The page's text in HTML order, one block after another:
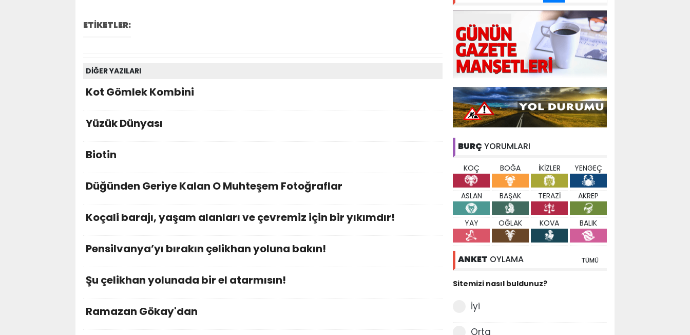
ETİKETLER:
DİĞER YAZILARI
Kot Gömlek Kombini
Yüzük Dünyası
Biotin
Düğünden Geriye Kalan O Muhteşem Fotoğraflar
Koçali barajı, yaşam alanları ve çevremiz için bir yıkımdır!
Pensilvanya’yı bırakın çelikhan yoluna bakın!
Şu çelikhan yolunada bir el atarmısın!
Ramazan Gökay'dan
BURÇ YORUMLARI
KOÇ BOĞA İKİZLER YENGEÇ
ASLAN BAŞAK TERAZİ AKREP
YAY OĞLAK KOVA BALIK
ANKET OYLAMA TÜMÜ
Sitemizi nasıl buldunuz?
İyi
Orta